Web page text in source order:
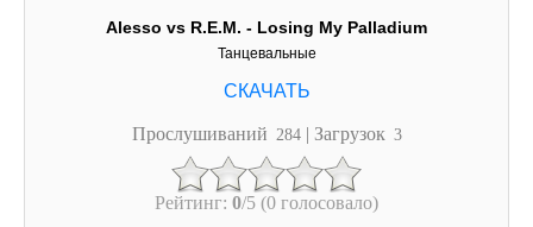
Alesso vs R.E.M. - Losing My Palladium
Танцевальные
Прослушиваний 284 | Загрузок 3
Рейтинг: 0/5 (0 голосовало)